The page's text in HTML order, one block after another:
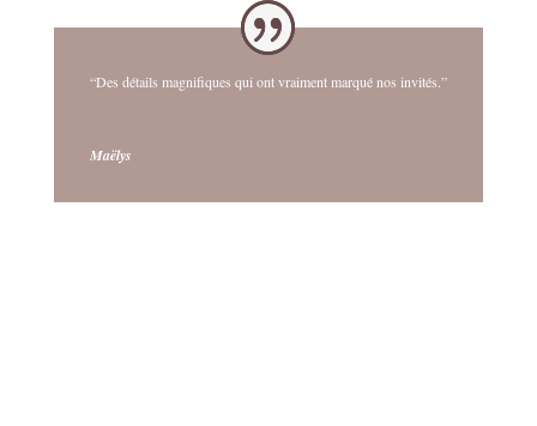
“Des détails magnifiques qui ont vraiment marqué nos invités.”
Maëlys